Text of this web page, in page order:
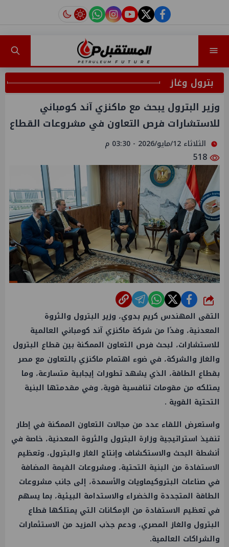
facebook
twitter
youtube
instagram
tiktok
بترول وغاز
وزير البترول يبحث مع ماكنزي آند كومباني
للاستشارات فرص التعاون في مشروعات القطاع
الثلاثاء 12/مايو/2026 - 03:30 م
شارك
التقى المهندس كريم بدوي، وزير البترول والثروة
المعدنية، وفدًا من شركة ماكنزي آند كومباني العالمية
للاستشارات، لبحث فرص التعاون الممكنة بين قطاع البترول
والغاز والشركة، في ضوء اهتمام ماكنزي بالتعاون مع مصر
بقطاع الطاقة، الذي يشهد تطورات إيجابية متسارعة، وما
يمتلكه من مقومات تنافسية قوية، وفي مقدمتها البنية
التحتية القوية .
واستعرض اللقاء عدد من مجالات التعاون الممكنة في إطار
تنفيذ استراتيجية وزارة البترول والثروة المعدنية، خاصة في
أنشطة البحث والاستكشاف وإنتاج الغاز والبترول، وتعظيم
الاستفادة من البنية التحتية، ومشروعات القيمة المضافة
في صناعات البتروكيماويات والأسمدة، إلى جانب مشروعات
الطاقة المتجددة والخضراء والاستدامة البيئية، بما يسهم
في تعظيم الاستفادة من الإمكانات التي يمتلكها قطاع
البترول والغاز المصري، ودعم جذب المزيد من الاستثمارات
والشراكات العالمية.